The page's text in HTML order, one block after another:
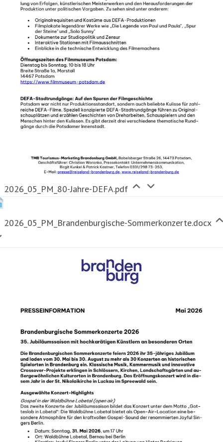
2026_05_PM_80-Jahre-DEFA.pdf
2026_05_PM_Brandenburgische-Sommerkonzerte.docx